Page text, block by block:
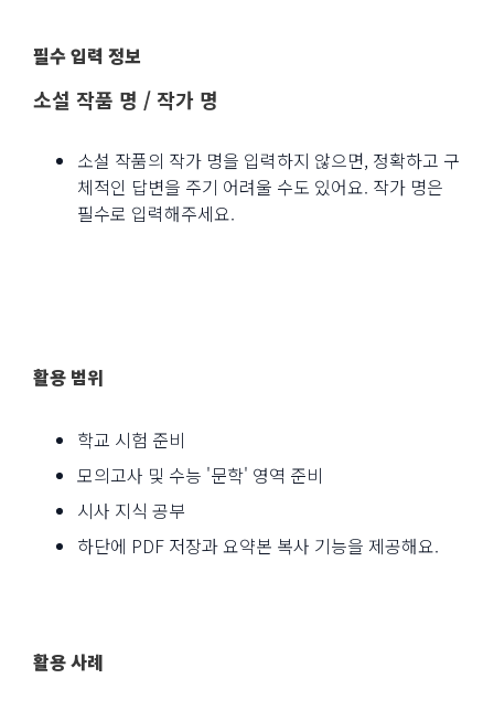
필수 입력 정보
소설 작품 명 / 작가 명
소설 작품의 작가 명을 입력하지 않으면, 정확하고 구
체적인 답변을 주기 어려울 수도 있어요. 작가 명은
필수로 입력해주세요.
활용 범위
학교 시험 준비
모의고사 및 수능 '문학' 영역 준비
시사 지식 공부
하단에 PDF 저장과 요약본 복사 기능을 제공해요.
활용 사례